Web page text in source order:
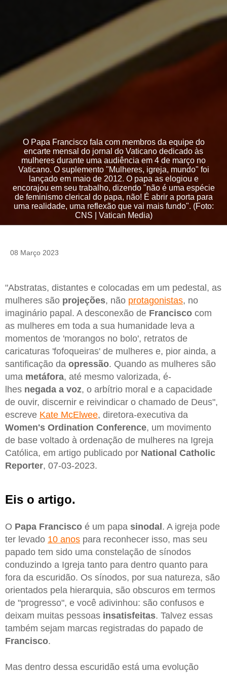
O Papa Francisco fala com membros da equipe do
encarte mensal do jornal do Vaticano dedicado às
mulheres durante uma audiência em 4 de março no
Vaticano. O suplemento "Mulheres, igreja, mundo" foi
lançado em maio de 2012. O papa as elogiou e
encorajou em seu trabalho, dizendo "não é uma espécie
de feminismo clerical do papa, não! É abrir a porta para
uma realidade, uma reflexão que vai mais fundo". (Foto:
CNS | Vatican Media)
08 Março 2023
"Abstratas, distantes e colocadas em um pedestal, as
mulheres são projeções, não protagonistas, no
imaginário papal. A desconexão de Francisco com
as mulheres em toda a sua humanidade leva a
momentos de 'morangos no bolo', retratos de
caricaturas 'fofoqueiras' de mulheres e, pior ainda, a
santificação da opressão. Quando as mulheres são
uma metáfora, até mesmo valorizada, é-
lhes negada a voz, o arbítrio moral e a capacidade
de ouvir, discernir e reivindicar o chamado de Deus",
escreve Kate McElwee, diretora-executiva da
Women's Ordination Conference, um movimento
de base voltado à ordenação de mulheres na Igreja
Católica, em artigo publicado por National Catholic
Reporter, 07-03-2023.
Eis o artigo.
O Papa Francisco é um papa sinodal. A igreja pode
ter levado 10 anos para reconhecer isso, mas seu
papado tem sido uma constelação de sínodos
conduzindo a Igreja tanto para dentro quanto para
fora da escuridão. Os sínodos, por sua natureza, são
orientados pela hierarquia, são obscuros em termos
de "progresso", e você adivinhou: são confusos e
deixam muitas pessoas insatisfeitas. Talvez essas
também sejam marcas registradas do papado de
Francisco.
Mas dentro dessa escuridão está uma evolução